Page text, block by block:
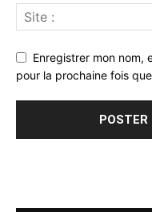
Enregistrer mon nom,
pour la prochaine fois